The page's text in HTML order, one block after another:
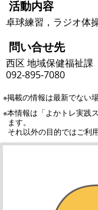
活動内容
卓球練習，ラジオ体
問い合せ先
西区 地域保健福祉課
092-895-7080
※掲載の情報は最新でない
※本情報は「よかトレ実践
ます。
それ以外の目的ではご利